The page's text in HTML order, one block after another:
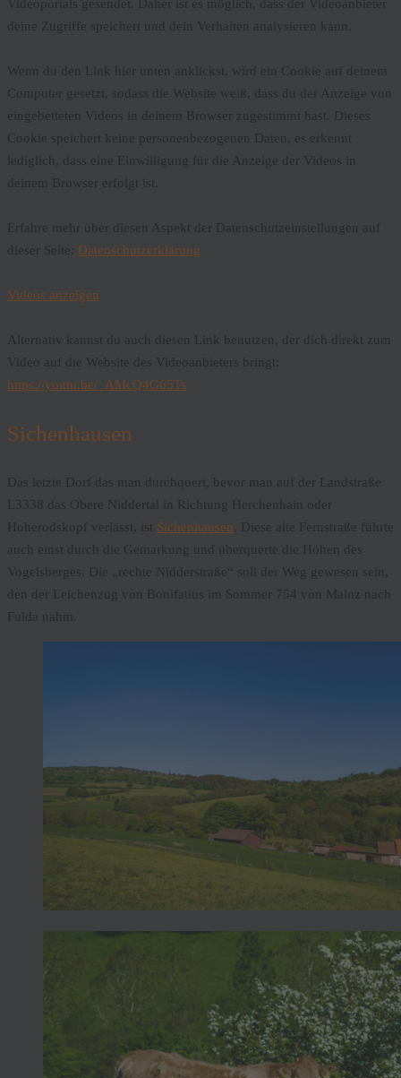
Videoportals gesendet. Daher ist es möglich, dass der Videoanbieter
deine Zugriffe speichert und dein Verhalten analysieren kann.
Wenn du den Link hier unten anklickst, wird ein Cookie auf deinem
Computer gesetzt, sodass die Website weiß, dass du der Anzeige von
eingebetteten Videos in deinem Browser zugestimmt hast. Dieses
Cookie speichert keine personenbezogenen Daten, es erkennt
lediglich, dass eine Einwilligung für die Anzeige der Videos in
deinem Browser erfolgt ist.
Erfahre mehr über diesen Aspekt der Datenschutzeinstellungen auf
dieser Seite: Datenschutzerklärung
Videos anzeigen
Alternativ kannst du auch diesen Link benutzen, der dich direkt zum
Video auf die Website des Videoanbieters bringt:
https://youtu.be/_AMcQ4G65Ts
Sichenhausen
Das letzte Dorf das man durchquert, bevor man auf der Landstraße
L3338 das Obere Niddertal in Richtung Herchenhain oder
Hoherodskopf verlässt, ist Sichenhausen
. Diese alte Fernstraße führte
auch einst durch die Gemarkung und überquerte die Höhen des
Vogelsberges. Die „rechte Nidderstraße“ soll der Weg gewesen sein,
den der Leichenzug von Bonifatius im Sommer 754 von Mainz nach
Fulda nahm.